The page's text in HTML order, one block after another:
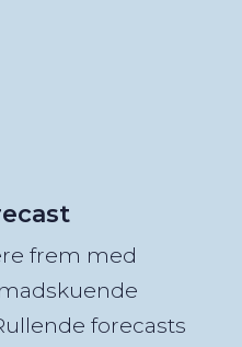
frem med
forecasts